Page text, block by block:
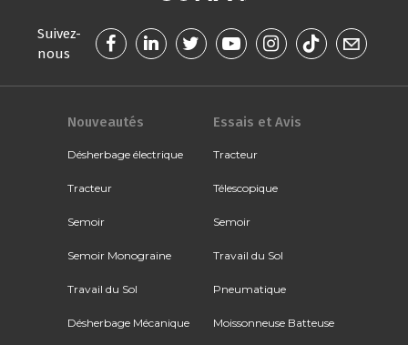
Suivez-
nous
Nouveautés
Désherbage électrique
Tracteur
Semoir
Semoir Monograine
Travail du Sol
Désherbage Mécanique
Essais et Avis
Tracteur
Télescopique
Semoir
Travail du Sol
Pneumatique
Moissonneuse Batteuse